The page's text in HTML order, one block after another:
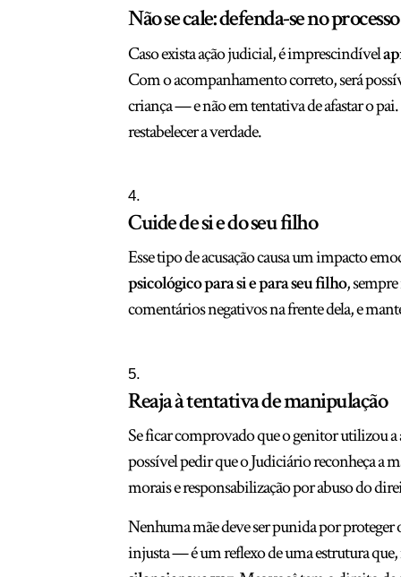
Não se cale: defenda-se no processo
Caso exista ação judicial, é imprescindível
Com o acompanhamento correto, será
criança — e não em tentativa de afastar o
restabelecer a verdade.
Cuide de si e do seu filho
Esse tipo de acusação causa um impacto
psicológico para si e para seu filho,
comentários negativos na frente dela, e
Reaja à tentativa de manipulação
Se ficar comprovado que o genitor utilizou a
possível pedir que o Judiciário reconheça a
morais e responsabilização por abuso do
Nenhuma mãe deve ser punida por proteger
injusta — é um reflexo de uma estrutura